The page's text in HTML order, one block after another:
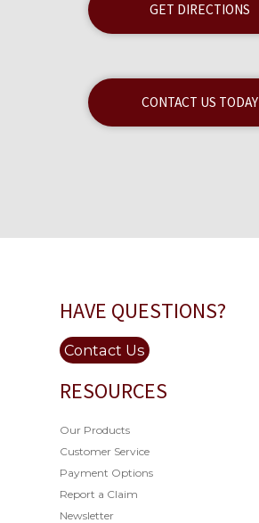
GET DIRECTIONS
CONTACT US TODAY
HAVE QUESTIONS?
Contact Us
RESOURCES
Our Products
Customer Service
Payment Options
Report a Claim
Newsletter